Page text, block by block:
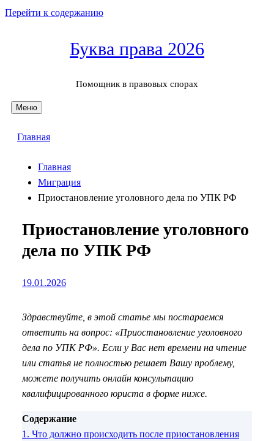
Перейти к содержанию
Буква права 2026
Помощник в правовых спорах
Меню
Главная
Главная
Миграция
Приостановление уголовного дела по УПК РФ
Приостановление уголовного
дела по УПК РФ
19.01.2026
Здравствуйте, в этой статье мы постараемся
ответить на вопрос: «Приостановление уголовного
дела по УПК РФ». Если у Вас нет времени на чтение
или статья не полностью решает Вашу проблему,
можете получить онлайн консультацию
квалифицированного юриста в форме ниже.
Содержание
1. Что должно происходить после приостановления